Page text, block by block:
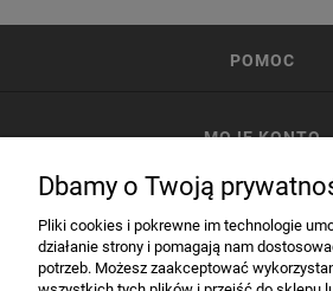
POMOC
MOJE KONTO
Dbamy o Twoją
Pliki cookies i pokrewne im technologie
działanie strony i pomagają nam
potrzeb. Możesz zaakceptować